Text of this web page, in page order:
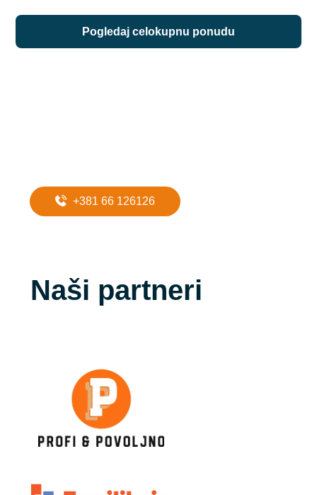
pogledaj celokupnu ponudu
+381 66 126126
Naši partneri